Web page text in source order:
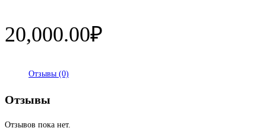
20,000.00₽
Отзывы (0)
Отзывы
Отзывов пока нет.